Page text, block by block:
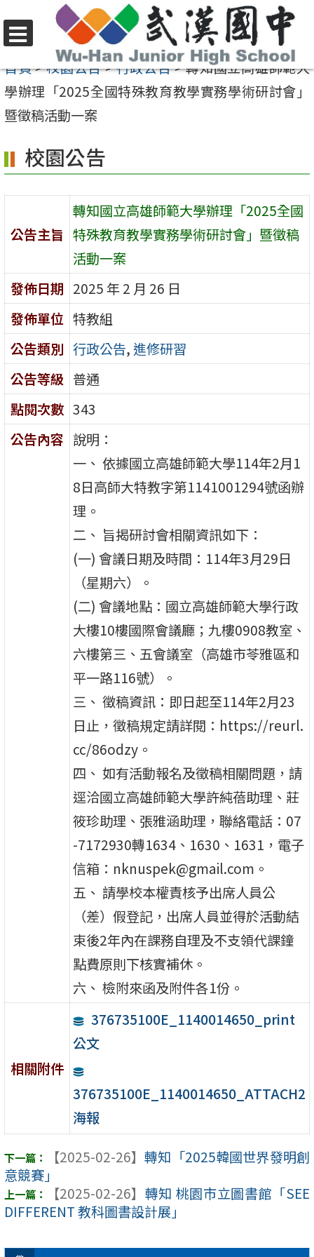
至
要
內
區
選
單
首頁>校園公告>行政公告>轉知國立高雄師範大
學辦理「2025全國特殊教育教學實務學術研討會」
暨徵稿活動一案
校園公告
公告主旨
轉知國立高雄師範大學辦理「2025全國
特殊教育教學實務學術研討會」暨徵稿
活動一案
發佈日期 2025 年 2 月 26 日
發佈單位 特教組
公告類別 行政公告,進修研習
公告等級 普通
點閱次數 343
公告內容 說明：
一、 依據國立高雄師範大學114年2月1
8日高師大特教字第1141001294號函辦
理。
二、 旨揭研討會相關資訊如下：
(一) 會議日期及時間：114年3月29日
（星期六）。
(二) 會議地點：國立高雄師範大學行政
大樓10樓國際會議廳；九樓0908教室、
六樓第三、五會議室（高雄市苓雅區和
平一路116號）。
三、 徵稿資訊：即日起至114年2月23
日止，徵稿規定請詳閱：https://reurl.
cc/86odzy。
四、 如有活動報名及徵稿相關問題，請
逕洽國立高雄師範大學許純蓓助理、莊
筱珍助理、張雅涵助理，聯絡電話：07
-7172930轉1634、1630、1631，電子
信箱：nknuspek@gmail.com。
五、 請學校本權責核予出席人員公
（差）假登記，出席人員並得於活動結
束後2年內在課務自理及不支領代課鐘
點費原則下核實補休。
六、 檢附來函及附件各1份。
相關附件
376735100E_1140014650_print
公文
376735100E_1140014650_ATTACH2
海報
【2025-02-26】 轉知「2025韓國世界發明創
意競賽」
【2025-02-26】 轉知 桃園市立圖書館「SEE
DIFFERENT 教科圖書設計展」